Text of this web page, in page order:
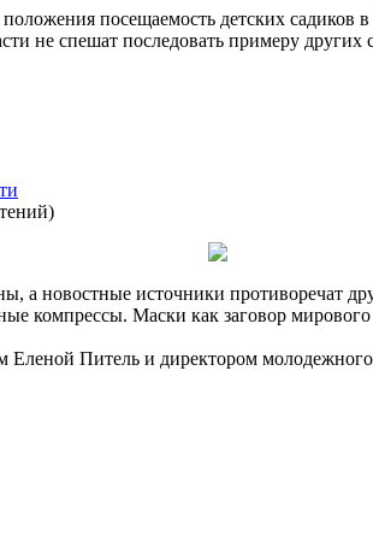
посещаемость детских садиков
не спешат последовать примеру
)
а новостные источники противоречат
компрессы. Маски как заговор
Еленой Питель и директором